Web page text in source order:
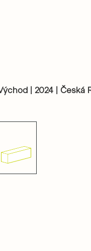
| 2024 | Česká